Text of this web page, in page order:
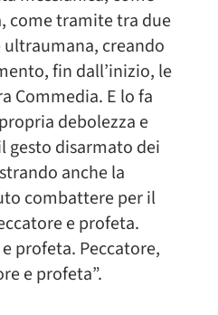
come tramite tra due
creando
fin dall’inizio, le
Commedia. E lo fa
debolezza e
gesto disarmato dei
anche la
combattere per il
e profeta.
profeta. Peccatore,
e profeta”.